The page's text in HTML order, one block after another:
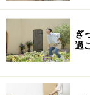
ぎっくり腰は、
肉の働きが低下
と考えられます
かにもよります
ぎ
過